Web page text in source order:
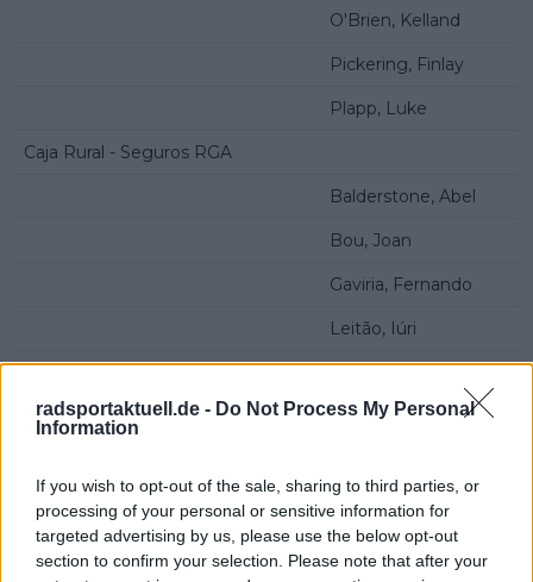
radsportaktuell.de - Do Not Process My Personal
Information
If you wish to opt-out of the sale, sharing to third parties, or
processing of your personal or sensitive information for
targeted advertising by us, please use the below opt-out
section to confirm your selection. Please note that after your
O'Brien, Kelland
Pickering, Finlay
Plapp, Luke
Caja Rural - Seguros RGA
Balderstone, Abel
Bou, Joan
Gaviria, Fernando
Leitão, Iúri
Lospitao, Pablo
Otruba, Jakub
Deweirdt, Siebe
Huysmans, Nolan